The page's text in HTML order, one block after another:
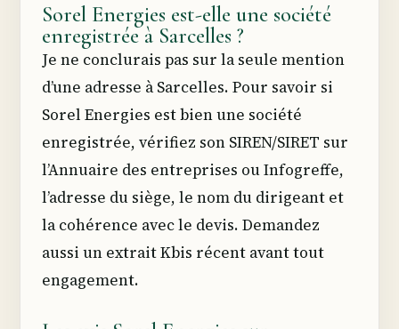
Sorel Energies est-elle une société
enregistrée à Sarcelles ?
Je ne conclurais pas sur la seule mention
d’une adresse à Sarcelles. Pour savoir si
Sorel Energies est bien une société
enregistrée, vérifiez son SIREN/SIRET sur
l’Annuaire des entreprises ou Infogreffe,
l’adresse du siège, le nom du dirigeant et
la cohérence avec le devis. Demandez
aussi un extrait Kbis récent avant tout
engagement.